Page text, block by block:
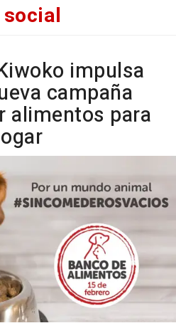
social
impulsa
campaña
alimentos para